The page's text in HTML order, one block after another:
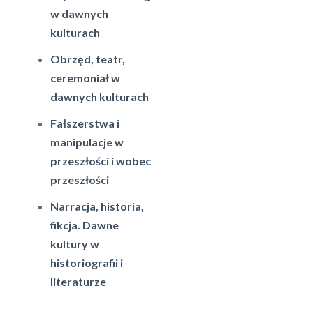
w dawnych
kulturach
Obrzęd, teatr,
ceremoniał w
dawnych kulturach
Fałszerstwa i
manipulacje w
przeszłości i wobec
przeszłości
Narracja, historia,
fikcja. Dawne
kultury w
historiografii i
literaturze